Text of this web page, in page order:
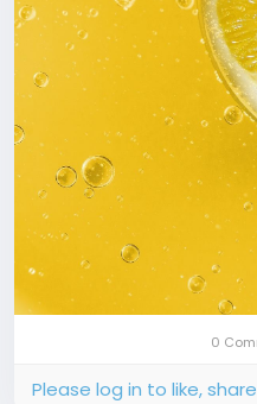
0
Please log in to like,